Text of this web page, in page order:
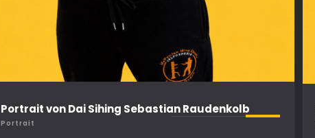
Portrait von Dai Sihing Sebastian Raudenkolb
Portrait